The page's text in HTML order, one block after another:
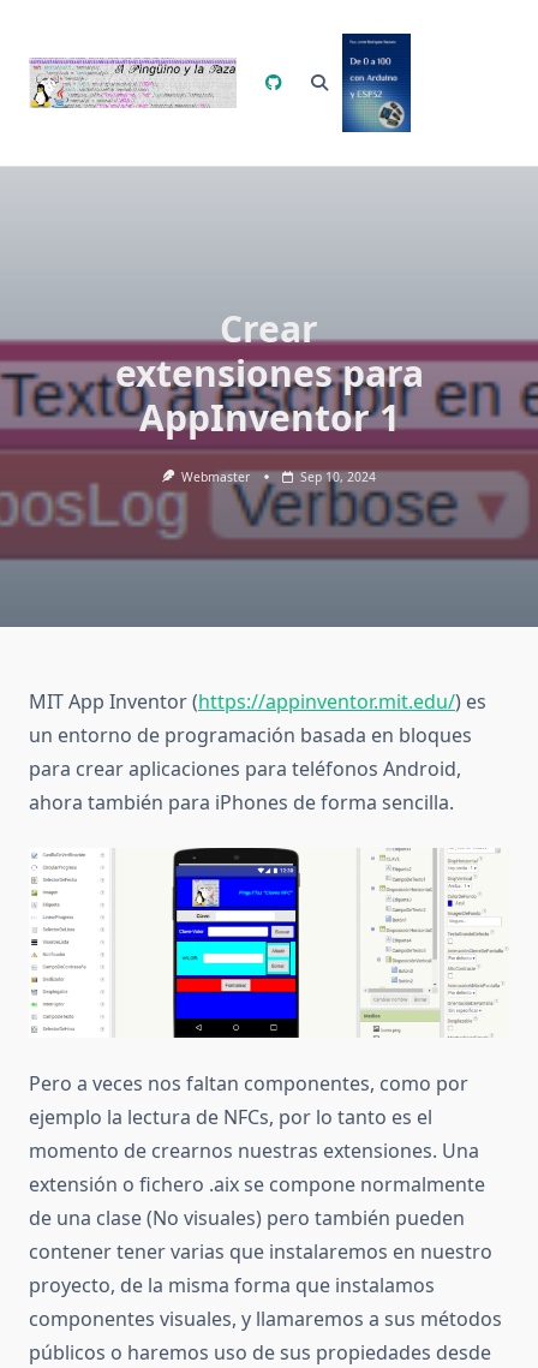
contenido
Crear
extensiones para
AppInventor 1
Webmaster Sep 10, 2024
MIT App Inventor (https://appinventor.mit.edu/) es
un entorno de programación basada en bloques
para crear aplicaciones para teléfonos Android,
ahora también para iPhones de forma sencilla.
Pero a veces nos faltan componentes, como por
ejemplo la lectura de NFCs, por lo tanto es el
momento de crearnos nuestras extensiones. Una
extensión o fichero .aix se compone normalmente
de una clase (No visuales) pero también pueden
contener tener varias que instalaremos en nuestro
proyecto, de la misma forma que instalamos
componentes visuales, y llamaremos a sus métodos
públicos o haremos uso de sus propiedades desde